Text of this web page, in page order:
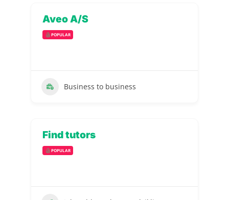
Aveo A/S
POPULAR
Business to business
Find tutors
POPULAR